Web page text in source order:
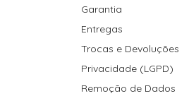
Garantia
Entregas
Trocas e Devoluções
Privacidade (LGPD)
Remoção de Dados